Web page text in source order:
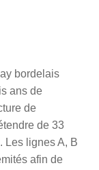
bordelais
ans de
de
de 33
Les lignes A, B
afin de